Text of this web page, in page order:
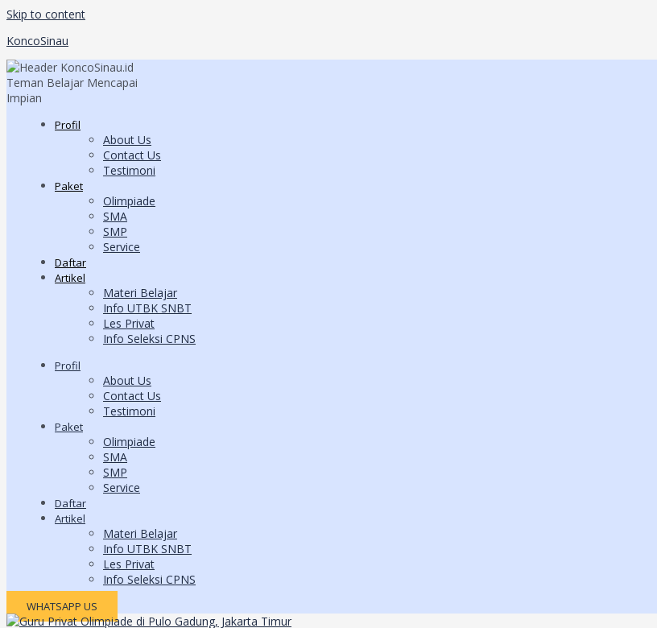
Skip to content
KoncoSinau
Profil
About Us
Contact Us
Testimoni
Paket
Olimpiade
SMA
SMP
Service
Daftar
Artikel
Materi Belajar
Info UTBK SNBT
Les Privat
Info Seleksi CPNS
Profil
About Us
Contact Us
Testimoni
Paket
Olimpiade
SMA
SMP
Service
Daftar
Artikel
Materi Belajar
Info UTBK SNBT
Les Privat
Info Seleksi CPNS
WHATSAPP US